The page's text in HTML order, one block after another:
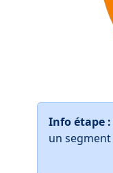
Info étape :
un segment